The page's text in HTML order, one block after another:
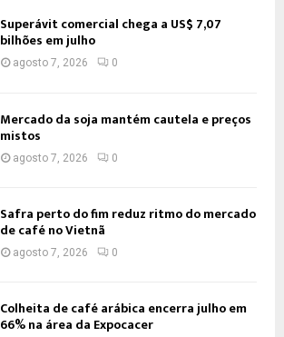
Superávit comercial chega a US$ 7,07
bilhões em julho
agosto 7, 2026 0
Mercado da soja mantém cautela e preços
mistos
agosto 7, 2026 0
Safra perto do fim reduz ritmo do mercado
de café no Vietnã
agosto 7, 2026 0
Colheita de café arábica encerra julho em
66% na área da Expocacer